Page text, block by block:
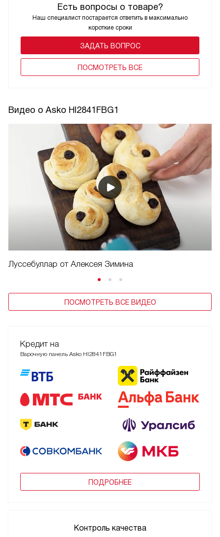
Есть вопросы о товаре?
Наш специалист постарается ответить в максимально
короткие сроки
ЗАДАТЬ ВОПРОС
ПОCМОТРЕТЬ ВСЕ
Видео о Asko HI2841FBG1
Луссебуллар от Алексея Зимина
ПОСМОТРЕТЬ ВСЕ ВИДЕО
Кредит на
Варочную панель Asko HI2841FBG1
ПОДРОБНЕЕ
Контроль качества